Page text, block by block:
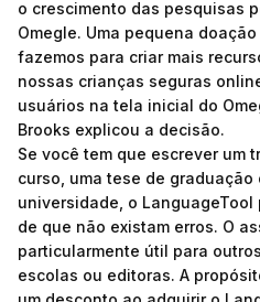
o crescimento das pesquisas
Omegle. Uma pequena
fazemos para criar mais
nossas crianças seguras
usuários na tela inicial do
Brooks explicou a decisão.
Se você tem que escrever um
curso, uma tese de graduação
universidade, o
de que não existam erros. O
particularmente útil para
escolas ou editoras. A